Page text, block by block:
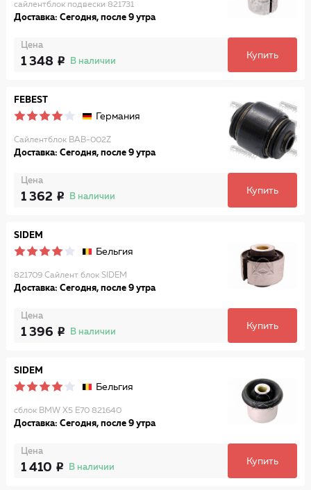
сайлентблок подвески 821731
Доставка: Сегодня, после 9 утра
Цена
1 348 В наличии
Купить
FEBEST
Германия
Сайлентблок BAB-002Z
Доставка: Сегодня, после 9 утра
Цена
1 362 В наличии
Купить
SIDEM
Бельгия
821709 Сайлент блок SIDEM
Доставка: Сегодня, после 9 утра
Цена
1 396 В наличии
Купить
SIDEM
Бельгия
cблок BMW X5 E70 821640
Доставка: Сегодня, после 9 утра
Цена
1 410 В наличии
Купить